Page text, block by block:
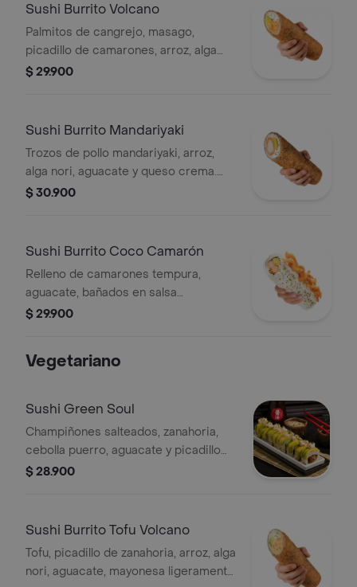
Sushi Burrito Volcano
Palmitos de cangrejo, masago,
picadillo de camarones, arroz, alga
nori, aguacate, mayonesa ligeramente
$ 29.900
Sushi Burrito Mandariyaki
Trozos de pollo mandariyaki, arroz,
alga nori, aguacate y queso crema.
Con salsa Mandariyaki
$ 30.900
Sushi Burrito Coco Camarón
Relleno de camarones tempura,
aguacate, bañados en salsa
acevichada y crema de coco con un
Camaron
$ 29.900
Vegetariano
Sushi Green Soul
Champiñones salteados, zanahoria,
cebolla puerro, aguacate y picadillo
veggie con salsa tartar. Finalizado con
$ 28.900
Sushi Burrito Tofu Volcano
Tofu, picadillo de zanahoria, arroz, alga
nori, aguacate, mayonesa ligeramente